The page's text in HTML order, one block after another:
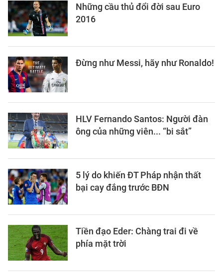
Những cầu thủ đổi đời sau Euro
2016
Đừng như Messi, hãy như Ronaldo!
HLV Fernando Santos: Người đàn
ông của những viên... “bi sắt”
5 lý do khiến ĐT Pháp nhận thất
bại cay đắng trước BĐN
Tiền đạo Eder: Chàng trai đi về
phía mặt trời